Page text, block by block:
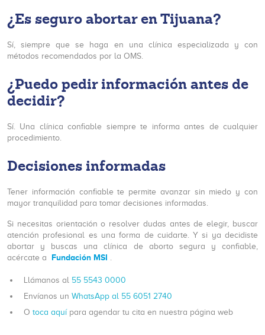
¿Es seguro abortar en Tijuana?
Sí, siempre que se haga en una clínica especializada y con
métodos recomendados por la OMS.
¿Puedo pedir información antes de
decidir?
Sí. Una clínica confiable siempre te informa antes de cualquier
procedimiento.
Decisiones informadas
Tener información confiable te permite avanzar sin miedo y con
mayor tranquilidad para tomar decisiones informadas.
Si necesitas orientación o resolver dudas antes de elegir, buscar
atención profesional es una forma de cuidarte. Y si ya decidiste
abortar y buscas una clínica de aborto segura y confiable,
acércate a
Fundación MSI .
Llámanos al 55 5543 0000
Envíanos un WhatsApp al 55 6051 2740
O toca aquí para agendar tu cita en nuestra página web